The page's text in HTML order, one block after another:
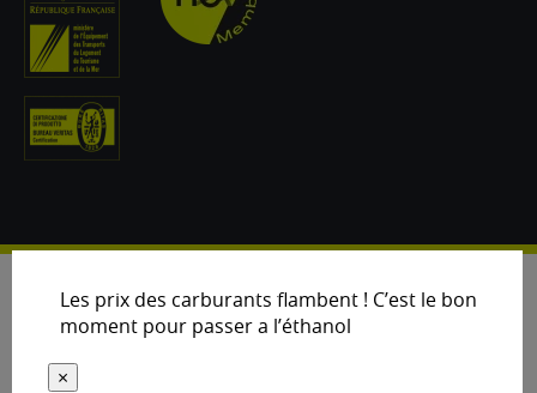
Les prix des carburants flambent ! C’est le bon
moment pour passer a l’éthanol
×